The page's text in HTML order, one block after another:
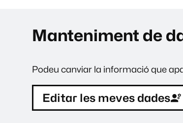
Manteniment de
Podeu canviar la informació que
Editar les meves dades